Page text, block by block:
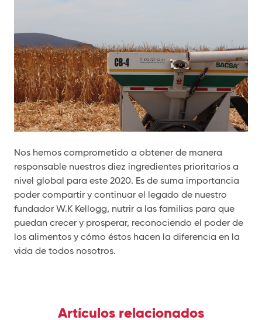
Nos hemos comprometido a obtener de manera
responsable nuestros diez ingredientes prioritarios a
nivel global para este 2020. Es de suma importancia
poder compartir y continuar el legado de nuestro
fundador W.K Kellogg, nutrir a las familias para que
puedan crecer y prosperar, reconociendo el poder de
los alimentos y cómo éstos hacen la diferencia en la
vida de todos nosotros.
Artículos relacionados